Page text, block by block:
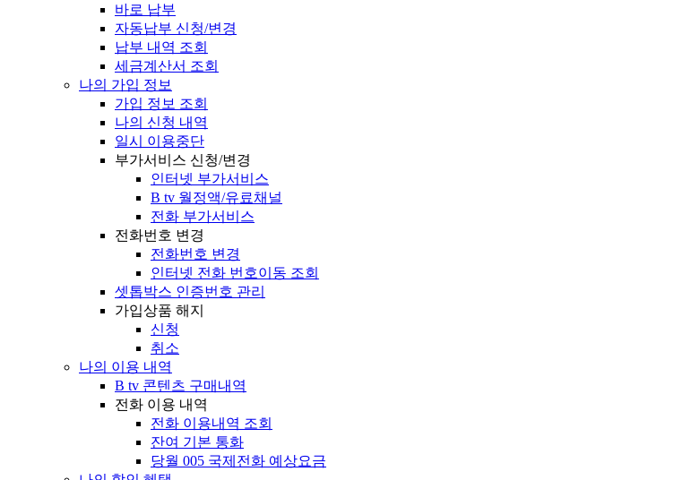
바로 납부
자동납부 신청/변경
납부 내역 조회
세금계산서 조회
나의 가입 정보
가입 정보 조회
나의 신청 내역
일시 이용중단
부가서비스 신청/변경
인터넷 부가서비스
B tv 월정액/유료채널
전화 부가서비스
전화번호 변경
전화번호 변경
인터넷 전화 번호이동 조회
셋톱박스 인증번호 관리
가입상품 해지
신청
취소
나의 이용 내역
B tv 콘텐츠 구매내역
전화 이용 내역
전화 이용내역 조회
잔여 기본 통화
당월 005 국제전화 예상요금